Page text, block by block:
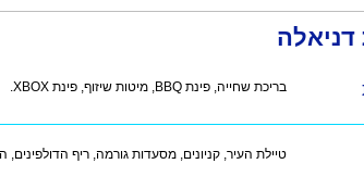
בריכת שחייה, פינת BBQ, מיטות שיזוף, פינת XBOX.
טיילת העיר, קניונים, מסעדות גורמה, ריף הדולפינים,